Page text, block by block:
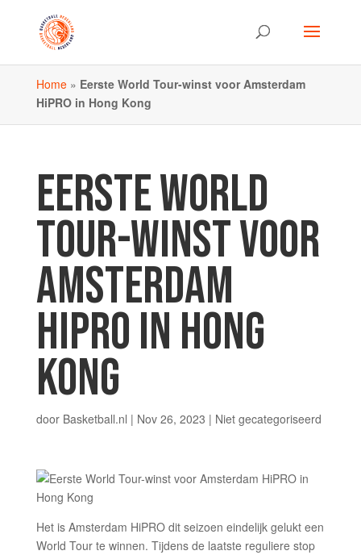
Home» Eerste World Tour-winst voor Amsterdam
HiPRO in Hong Kong
EERSTE WORLD
TOUR-WINST VOOR
AMSTERDAM
HIPRO IN HONG
KONG
door Basketball.nl | Nov 26, 2023 | Niet gecategoriseerd
Het is Amsterdam HiPRO dit seizoen eindelijk gelukt een
World Tour te winnen. Tijdens de laatste reguliere stop